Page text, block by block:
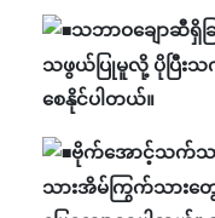
သဘာဝချောဆီရှိ
သဖွယ်ပြုမူလို့ ပိုပြီးသ
စေနိုင်ပါတယ်။
ဗိုက်အောင့်သက်သာခ
သားအိမ်ကြွက်သား